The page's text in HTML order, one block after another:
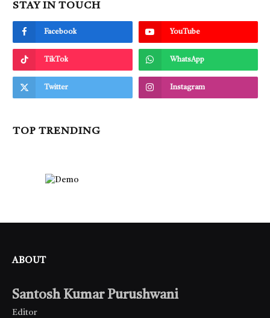
STAY IN TOUCH
Facebook YouTube
TikTok WhatsApp
Twitter Instagram
TOP TRENDING
ABOUT
Santosh Kumar Purushwani
Editor